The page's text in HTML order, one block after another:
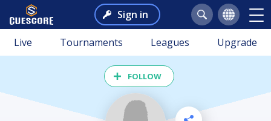
Sign in
Live Tournaments Leagues Upgrade
FOLLOW